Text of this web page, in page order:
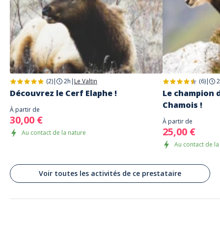
prévoir une petite bouteille d'eau.
Langue parlée
Français
Adresse
Destination Sport Nature
Haut Fourneau, Grandfontaine, France
Parking
Parking public gratuit
Transport en commun
départ du Col du bonhomme, Colmar ou Saint-Dié
A définir
(2)| 2h | Le Valtin
Découvrez le Cerf Elaphe !
À partir de
30,00 €
Au contact de la nature
(6)|
Le champion
Chamois !
À partir de
25,00 €
Au contact de
Voir toutes les activités de ce prestataire